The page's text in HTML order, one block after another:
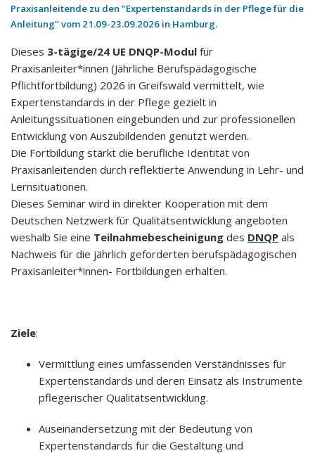
Praxisanleitende zu den "Expertenstandards in der Pflege für die
Anleitung" vom 21.09-23.09.2026 in Hamburg.
Dieses 3-tägige/24 UE DNQP-Modul für
Praxisanleiter*innen (Jährliche Berufspädagogische
Pflichtfortbildung) 2026 in Greifswald vermittelt, wie
Expertenstandards in der Pflege gezielt in
Anleitungssituationen eingebunden und zur professionellen
Entwicklung von Auszubildenden genutzt werden.
Die Fortbildung stärkt die berufliche Identität von
Praxisanleitenden durch reflektierte Anwendung in Lehr- und
Lernsituationen.
Dieses Seminar wird in direkter Kooperation mit dem
Deutschen Netzwerk für Qualitätsentwicklung angeboten
weshalb Sie eine Teilnahmebescheinigung des DNQP als
Nachweis für die jährlich geforderten berufspädagogischen
Praxisanleiter*innen- Fortbildungen erhalten.
Ziele:
Vermittlung eines umfassenden Verständnisses für
Expertenstandards und deren Einsatz als Instrumente
pflegerischer Qualitätsentwicklung.
Auseinandersetzung mit der Bedeutung von
Expertenstandards für die Gestaltung und